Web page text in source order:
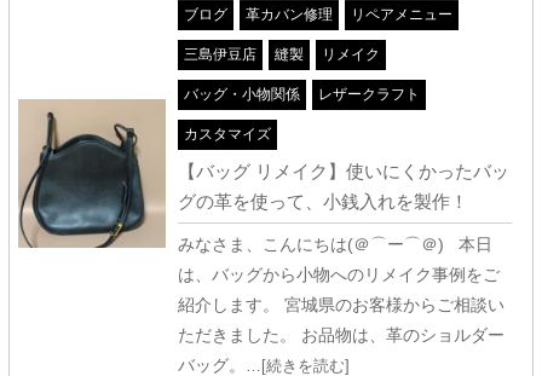
ブログ 革カバン修理 リペアメニュー
三島伊豆店 縫製 リメイク
バッグ・小物関係 レザークラフト
カスタマイズ
【バッグ リメイク】使いにくかったバッ
グの革を使って、小銭入れを製作！
みなさま、こんにちは(＠⌒ー⌒＠) 本日
は、バッグから小物へのリメイク事例をご
紹介します。 宮城県のお客様からご相談い
ただきました。 お品物は、革のショルダー
バッグ。 …[続きを読む]